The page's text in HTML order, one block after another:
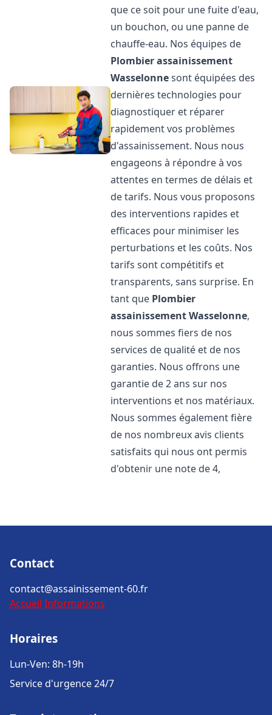
que ce soit pour une fuite d'eau,
un bouchon, ou une panne de
chauffe-eau. Nos équipes de
Plombier assainissement
Wasselonnesont équipées des
dernières technologies pour
diagnostiquer et réparer
rapidement vos problèmes
d'assainissement. Nous nous
engageons à répondre à vos
attentes en termes de délais et
de tarifs. Nous vous proposons
des interventions rapides et
efficaces pour minimiser les
perturbations et les coûts. Nos
tarifs sont compétitifs et
transparents, sans surprise. En
tant que Plombier
assainissementWasselonne,
nous sommes fiers de nos
services de qualité et de nos
garanties. Nous offrons une
garantie de 2 ans sur nos
interventions et nos matériaux.
Nous sommes également fière
de nos nombreux avis clients
satisfaits qui nous ont permis
d'obtenir une note de 4,
Contact
contact@assainissement-60.fr
Accueil Informations
Horaires
Lun-Ven: 8h-19h
Service d'urgence 24/7